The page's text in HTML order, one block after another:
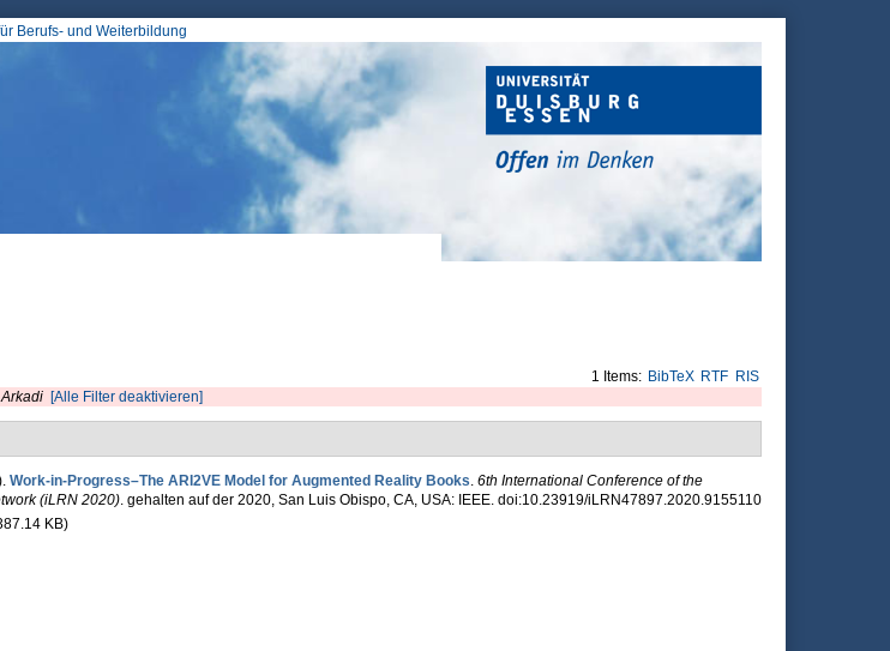
Berufs- und Weiterbildung
1 Items: BibTeX RTF RIS
[Alle Filter deaktivieren]
Work-in-Progress–The ARI2VE Model for Augmented Reality Books. 6th International Conference of the
(iLRN 2020). gehalten auf der 2020, San Luis Obispo, CA, USA: IEEE. doi:10.23919/iLRN47897.2020.9155110
KB)